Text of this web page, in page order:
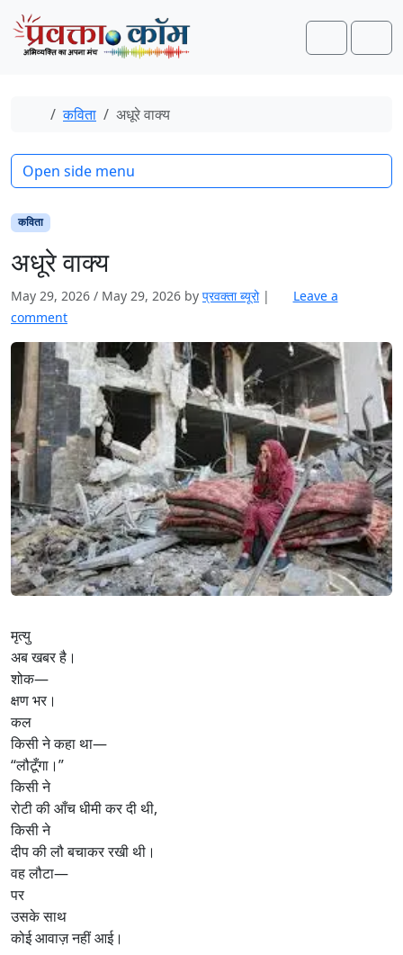
Skip to content
Skip to footer
Search
Home
कविता अधूरे वाक्य
कविता
अधूरे वाक्य
May 29, 2026 / May 29, 2026 by प्रवक्‍ता ब्यूरो |
Leave a
comment
मृत्यु
अब खबर है।
शोक—
क्षण भर।
कल
किसी ने कहा था—
“लौटूँगा।”
किसी ने
रोटी की आँच धीमी कर दी थी,
किसी ने
दीप की लौ बचाकर रखी थी।
वह लौटा—
पर
उसके साथ
कोई आवाज़ नहीं आई।
Open side menu